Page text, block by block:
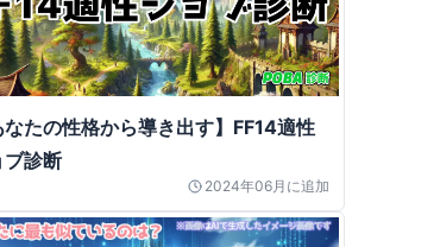
なたの性格から導き出す】FF14適性
ブ診断
2024年06月 に追加